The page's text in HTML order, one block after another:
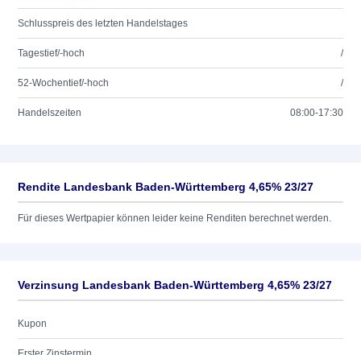
Schlusspreis des letzten Handelstages
Tagestief/-hoch /
52-Wochentief/-hoch /
Handelszeiten 08:00-17:30
Rendite Landesbank Baden-Württemberg 4,65% 23/27
Für dieses Wertpapier können leider keine Renditen berechnet werden.
Verzinsung Landesbank Baden-Württemberg 4,65% 23/27
Kupon